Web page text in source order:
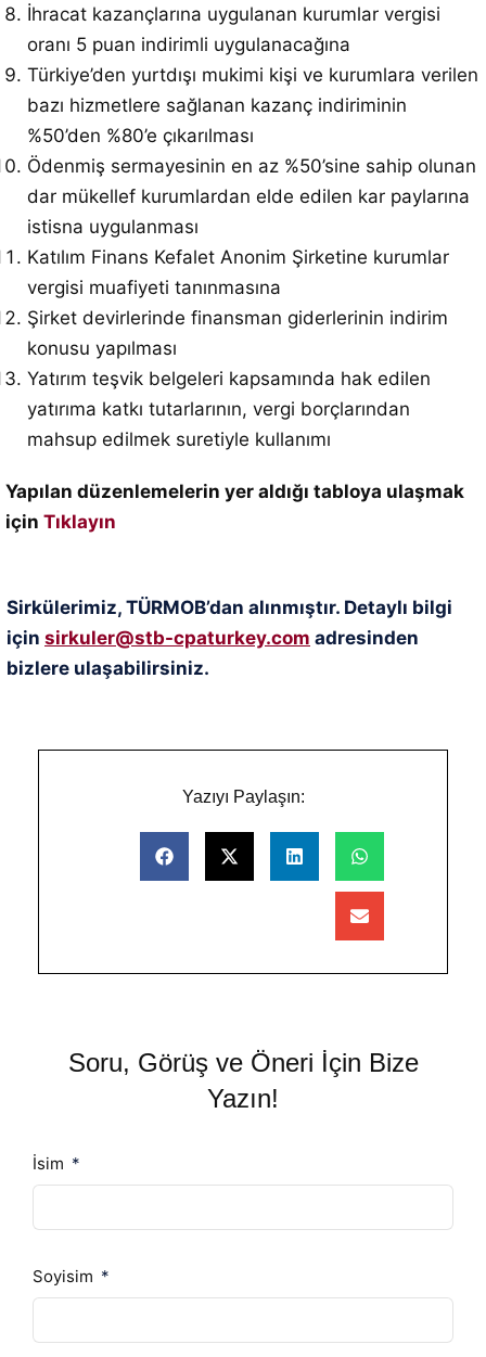
İhracat kazançlarına uygulanan kurumlar vergisi
oranı 5 puan indirimli uygulanacağına
Türkiye’den yurtdışı mukimi kişi ve kurumlara verilen
bazı hizmetlere sağlanan kazanç indiriminin
%50’den %80’e çıkarılması
Ödenmiş sermayesinin en az %50’sine sahip olunan
dar mükellef kurumlardan elde edilen kar paylarına
istisna uygulanması
Katılım Finans Kefalet Anonim Şirketine kurumlar
vergisi muafiyeti tanınmasına
Şirket devirlerinde finansman giderlerinin indirim
konusu yapılması
Yatırım teşvik belgeleri kapsamında hak edilen
yatırıma katkı tutarlarının, vergi borçlarından
mahsup edilmek suretiyle kullanımı
Yapılan düzenlemelerin yer aldığı tabloya ulaşmak
için Tıklayın
Sirkülerimiz, TÜRMOB’dan alınmıştır. Detaylı bilgi
için sirkuler@stb-cpaturkey.com adresinden
bizlere ulaşabilirsiniz.
Yazıyı Paylaşın:
Soru, Görüş ve Öneri İçin Bize
Yazın!
İsim
Soyisim